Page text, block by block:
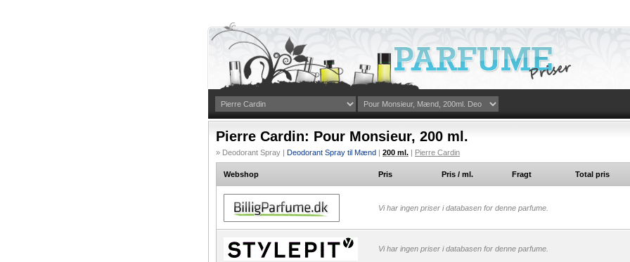
Pierre Cardin: Pour Monsieur, 200 ml.
» Deodorant Spray | Deodorant Spray til Mænd | 200 ml. | Pierre Cardin
Webshop Pris Pris / ml. Fragt Total pris
Vi har ingen priser i databasen for denne parfume.
Vi har ingen priser i databasen for denne parfume.